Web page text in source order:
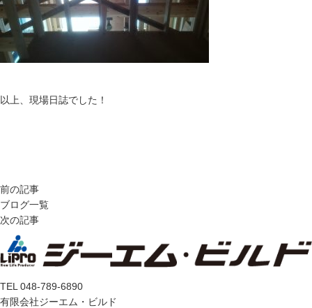
以上、現場日誌でした！
前の記事
ブログ一覧
次の記事
TEL 048-789-6890
有限会社ジーエム・ビルド